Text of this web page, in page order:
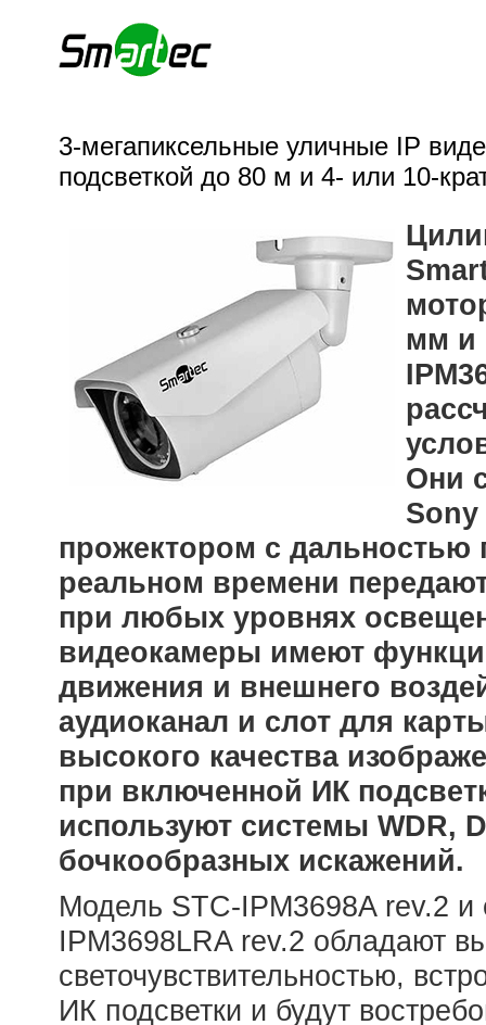
3-мегапиксельные уличные IP
подсветкой до 80 м и 4- или 10-
мм и
Они
прожектором с дальностью
реальном времени
при любых уровнях
видеокамеры имеют
движения и внешнего
аудиоканал и слот для
высокого качества
при включенной ИК
используют системы WDR,
бочкообразных искажений.
Модель STC-IPM3698A rev.2
IPM3698LRA rev.2 обладают
светочувствительностью,
ИК подсветки и будут